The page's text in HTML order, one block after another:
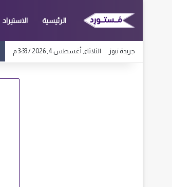
الرئيسية الاستيراد
جريدة نيوز الثلاثاء, أغسطس 4, 2026 / 3:33 م